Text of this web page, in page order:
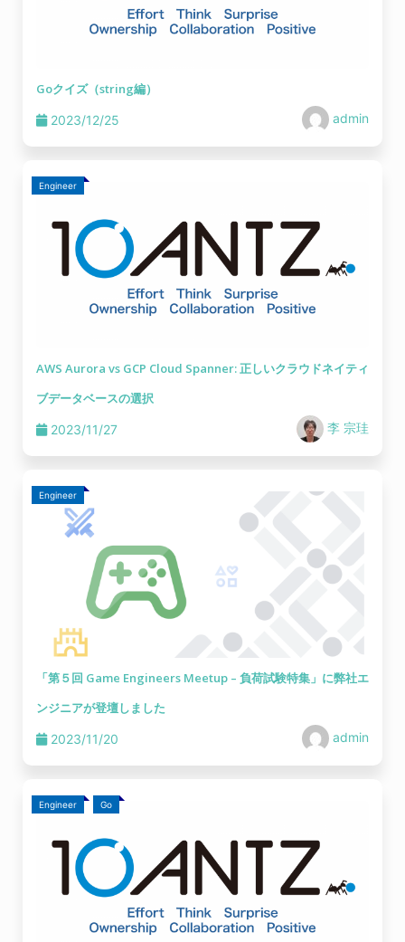
Goクイズ（string編）
2023/12/25 admin
Engineer
AWS Aurora vs GCP Cloud Spanner: 正しいクラウドネイティ
ブデータベースの選択
2023/11/27 李 宗珪
Engineer
「第５回 Game Engineers Meetup – 負荷試験特集」に弊社エ
ンジニアが登壇しました
2023/11/20 admin
Engineer Go